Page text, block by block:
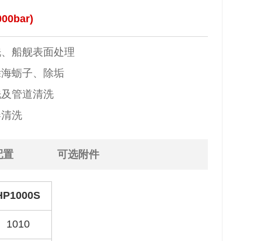
船舰表面处理
蛎子、除垢
管道清洗
洗
置 可选附件
1010